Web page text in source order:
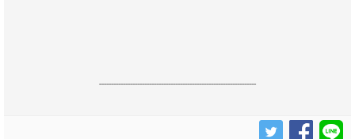
------------------------------------------------------------------